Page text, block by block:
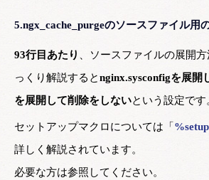
5.ngx_cache_purgeのソースファイル用
93行目あたり
、ソースファイルの展開
っくり解説するとnginx.sysconfigを展開
を展開して削除をしないという設定です
セットアップマクロについては「
詳しく解説されています。
必要な方は参照してください。